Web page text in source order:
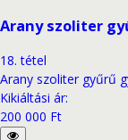
Arany szoliter
18. tétel
Arany szoliter gyűrű
Kikiáltási ár:
200 000 Ft